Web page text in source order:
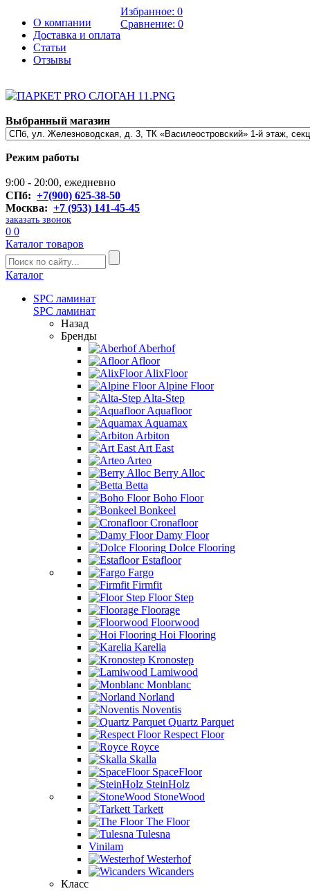
О компании
Доставка и оплата
Статьи
Отзывы
Избранное: 0
Сравнение: 0
Выбранный магазин
Режим работы
9:00 - 20:00, ежедневно
СПб: +7(900) 625-38-50
Москва: +7 (953) 141-45-45
заказать звонок
0 0
Каталог товаров
Каталог
SPC ламинат
SPC ламинат
Назад
Бренды
Aberhof
Afloor
AlixFloor
Alpine Floor
Alta-Step
Aquafloor
Aquamax
Arbiton
Art East
Arteo
Berry Alloc
Betta
Boho Floor
Bonkeel
Cronafloor
Damy Floor
Dolce Flooring
Estafloor
Fargo
Firmfit
Floor Step
Floorage
Floorwood
Hoi Flooring
Karelia
Kronostep
Lamiwood
Monblanc
Norland
Noventis
Quartz Parquet
Respect Floor
Royce
Skalla
SpaceFloor
SteinHolz
StoneWood
Tarkett
The Floor
Tulesna
Vinilam
Westerhof
Wicanders
Класс